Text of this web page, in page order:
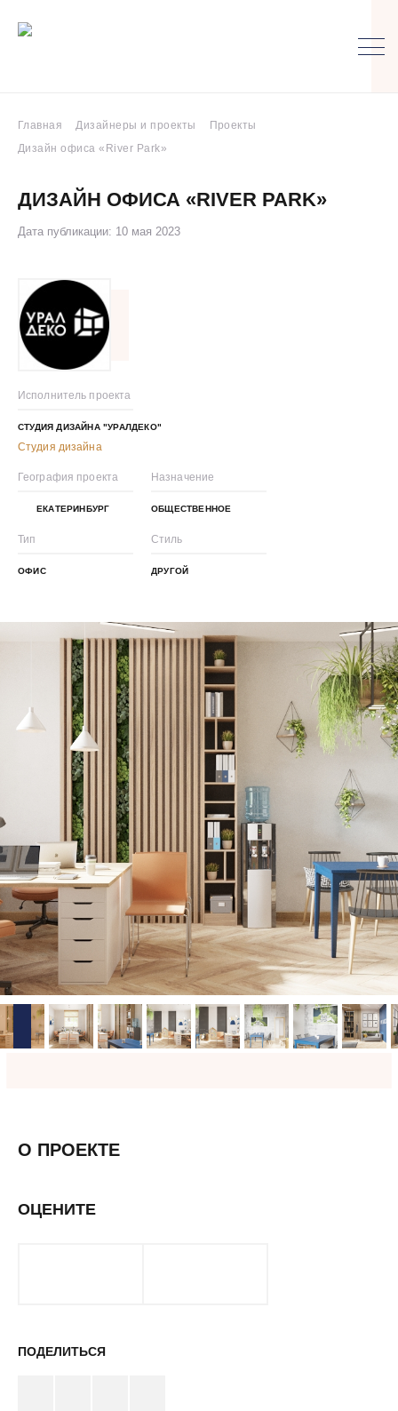
Главная Дизайнеры и проекты
Проекты
Дизайн офиса «River Park»
ДИЗАЙН ОФИСА «RIVER PARK»
Дата публикации: 10 мая 2023
Исполнитель проекта
СТУДИЯ ДИЗАЙНА "УРАЛДЕКО"
Студия дизайна
География проекта
ЕКАТЕРИНБУРГ
Назначение
ОБЩЕСТВЕННОЕ
Тип
ОФИС
Стиль
ДРУГОЙ
О ПРОЕКТЕ
ОЦЕНИТЕ
ПОДЕЛИТЬСЯ